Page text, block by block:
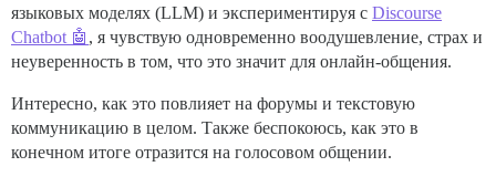
языковых моделях (LLM) и экспериментируя с Discourse
Chatbot 🤖 , я чувствую одновременно воодушевление, страх и
неуверенность в том, что это значит для онлайн-общения.
Интересно, как это повлияет на форумы и текстовую
коммуникацию в целом. Также беспокоюсь, как это в
конечном итоге отразится на голосовом общении.